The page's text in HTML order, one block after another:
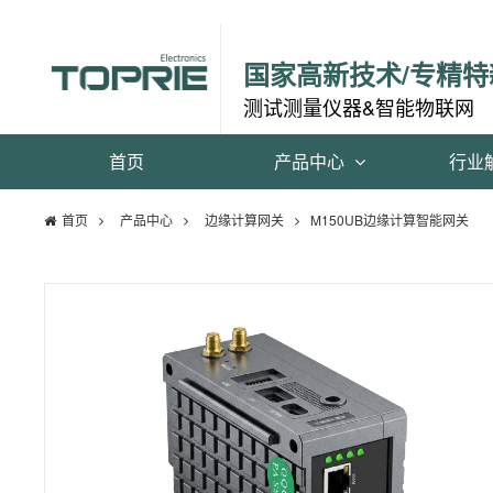
国家高新技术/专精
测试测量仪器&智能物联网
首页 产品中心 行业
首页 产品中心 边缘计算网关 M150UB边缘计算智能网关